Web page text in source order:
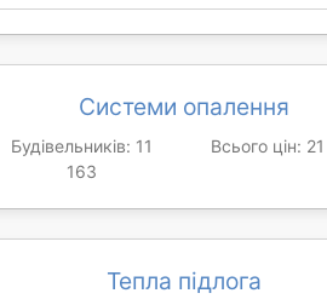
Системи опалення
Будівельників: 11
163
Всього цін:
Тепла підлога